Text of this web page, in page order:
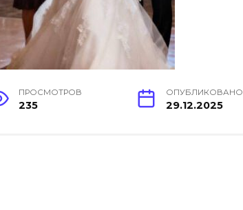
ПРОСМОТРОВ
235
ОПУБЛИКОВАНО
29.12.2025